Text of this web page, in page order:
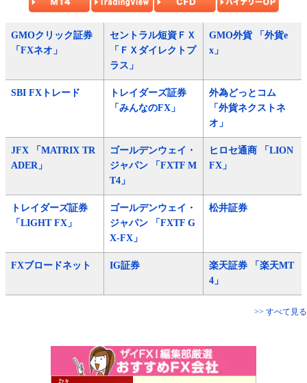
GMOクリック証券
「FXネオ」
セントラル短資ＦＸ
「ＦＸダイレクトプ
ラス」
GMO外貨 「外貨e
x」
SBI FXトレード
トレイダーズ証券
「みんなのFX」
外為どっとコム
「外貨ネクストネ
オ」
JFX 「MATRIX TR
ADER」
ゴールデンウェイ・
ジャパン 「FXTF M
T4」
ヒロセ通商 「LION
FX」
トレイダーズ証券
「LIGHT FX」
ゴールデンウェイ・
ジャパン 「FXTF G
X-FX」
松井証券
FXブロードネット IG証券
楽天証券 「楽天MT
4」
>> すべて見る